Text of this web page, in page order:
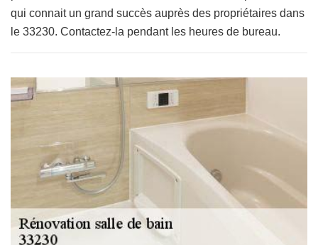
qui connait un grand succès auprès des propriétaires dans
le 33230. Contactez-la pendant les heures de bureau.